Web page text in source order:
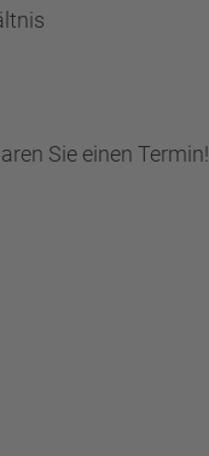
Sie einen Termin!